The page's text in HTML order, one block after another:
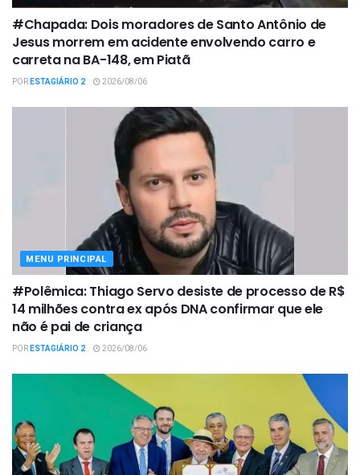
#Chapada: Dois moradores de Santo Antônio de
Jesus morrem em acidente envolvendo carro e
carreta na BA-148, em Piatã
PORESTAGIÁRIO 2 2026/08/06
MENU PRINCIPAL
#Polêmica: Thiago Servo desiste de processo de R$
14 milhões contra ex após DNA confirmar que ele
não é pai de criança
PORESTAGIÁRIO 2 2026/08/06